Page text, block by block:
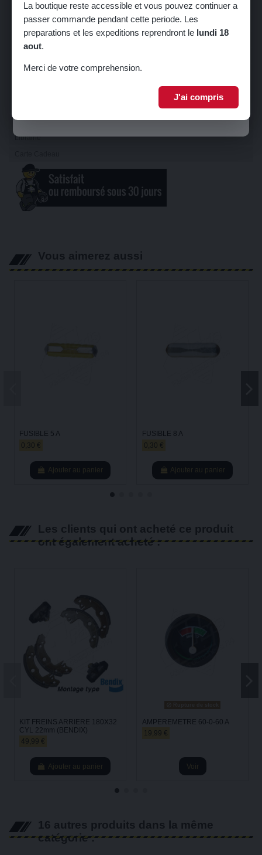
Suspension
Train
Carrosserie
Châssis
Equipements Raid & 4L TROPHY
Librairie
Vous aimerez aussi
FUSIBLE 5 A
0,30 €
Ajouter au panier
FUSIBLE 8 A
0,30 €
Ajouter au panier
Les clients qui ont acheté ce produit
ont également acheté :
KIT FREINS ARRIERE 180X32
CYL 22mm (BENDIX)
49,99 €
Ajouter au panier
AMPEREMETRE 60-0-60 A
19,99 €
Voir
16 autres produits dans la même
catégorie :
🎁 5% de réduction sur votre première
commande !
La boutique reste accessible et vous pouvez continuer a
passer commande pendant cette periode. Les
preparations et les expeditions reprendront le lundi 18
aout.
Merci de votre comprehension.
J'ai compris